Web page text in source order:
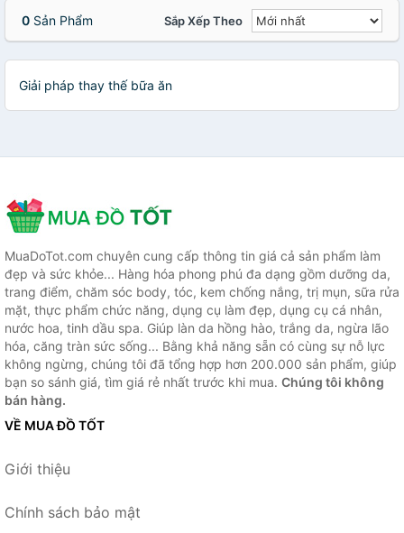
0 Sản Phẩm Sắp Xếp Theo
Giải pháp thay thế bữa ăn
MuaDoTot.com chuyên cung cấp thông tin giá cả sản phẩm làm
đẹp và sức khỏe... Hàng hóa phong phú đa dạng gồm dưỡng da,
trang điểm, chăm sóc body, tóc, kem chống nắng, trị mụn, sữa rửa
mặt, thực phẩm chức năng, dụng cụ làm đẹp, dụng cụ cá nhân,
nước hoa, tinh dầu spa. Giúp làn da hồng hào, trắng da, ngừa lão
hóa, căng tràn sức sống... Bằng khả năng sẵn có cùng sự nỗ lực
không ngừng, chúng tôi đã tổng hợp hơn 200.000 sản phẩm, giúp
bạn so sánh giá, tìm giá rẻ nhất trước khi mua. Chúng tôi không
bán hàng.
VỀ MUA ĐỒ TỐT
Giới thiệu
Chính sách bảo mật